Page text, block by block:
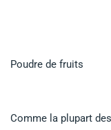
Poudre de fruits
Comme la plupart